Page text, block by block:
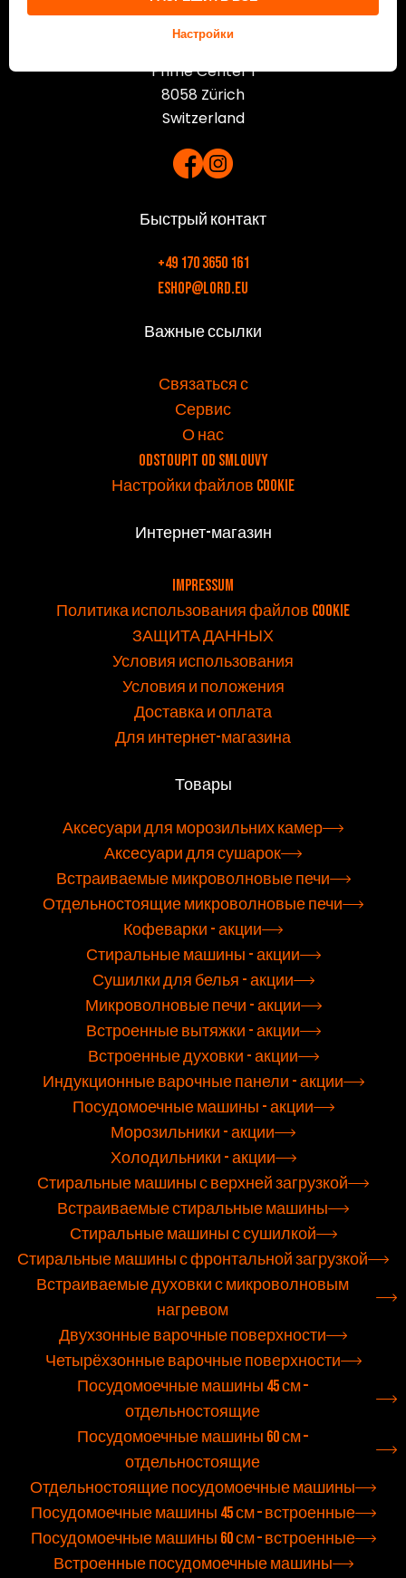
Lord International AG
Prime Center 1
8058 Zürich
Switzerland
Быстрый контакт
+49 170 3650 161
eshop@lord.eu
Важные ссылки
Связаться с
Сервис
О нас
Odstoupit od smlouvy
Настройки файлов cookie
Интернет-магазин
Impressum
Политика использования файлов cookie
ЗАЩИТА ДАННЫХ
Условия использования
Условия и положения
Доставка и оплата
Для интернет-магазина
Товары
Аксесуари для морозильних камер
Аксесуари для сушарок
Встраиваемые микроволновые печи
Отдельностоящие микроволновые печи
Кофеварки - акции
Стиральные машины - акции
Сушилки для белья - акции
Микроволновые печи - акции
Встроенные вытяжки - акции
Встроенные духовки - акции
Индукционные варочные панели - акции
Посудомоечные машины - акции
Морозильники - акции
Холодильники - акции
Стиральные машины с верхней загрузкой
Встраиваемые стиральные машины
Стиральные машины с сушилкой
Стиральные машины с фронтальной загрузкой
Встраиваемые духовки с микроволновым
нагревом
Двухзонные варочные поверхности
Четырёхзонные варочные поверхности
Посудомоечные машины 45 см –
отдельностоящие
Посудомоечные машины 60 см –
отдельностоящие
Отдельностоящие посудомоечные машины
Посудомоечные машины 45 см – встроенные
Посудомоечные машины 60 см – встроенные
Встроенные посудомоечные машины
Настройки